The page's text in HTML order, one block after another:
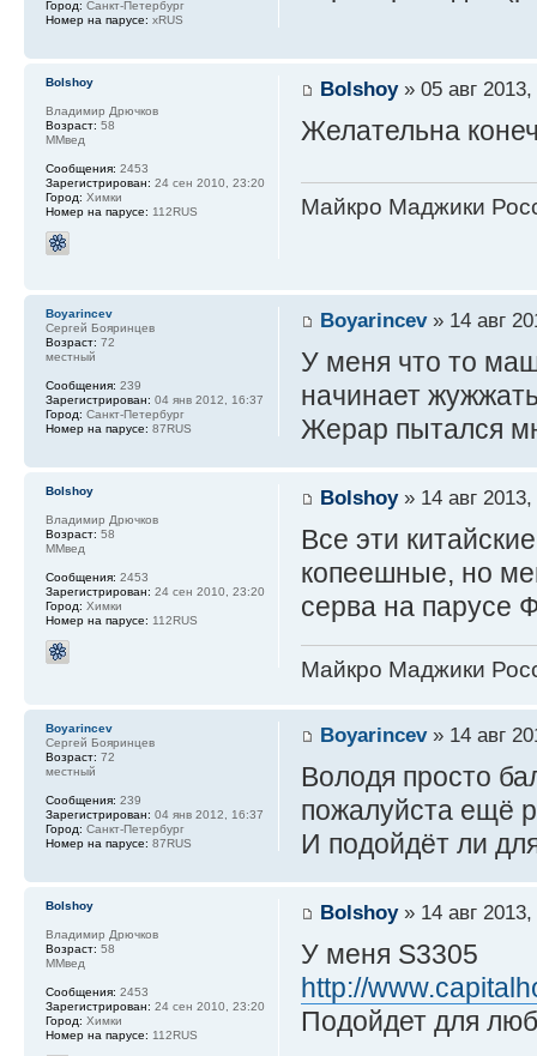
Город: Санкт-Петербург
Номер на парусе: xRUS
Bolshoy» 05 авг 2013,
Желательна
Майкро Маджики
Bolshoy
Владимир Дрючков
Возраст: 58
ММвед
Сообщения: 2453
Зарегистрирован: 24 сен 2010, 23:20
Город: Химки
Номер на парусе: 112RUS
Boyarincev» 14 авг
У меня что то
начинает
Жерар пытался
Boyarincev
Сергей Бояринцев
Возраст: 72
местный
Сообщения: 239
Зарегистрирован: 04 янв 2012, 16:37
Город: Санкт-Петербург
Номер на парусе: 87RUS
Bolshoy» 14 авг 2013,
Все эти
копеешные, но
серва на парусе
Майкро Маджики
Bolshoy
Владимир Дрючков
Возраст: 58
ММвед
Сообщения: 2453
Зарегистрирован: 24 сен 2010, 23:20
Город: Химки
Номер на парусе: 112RUS
Boyarincev» 14 авг
Володя просто
пожалуйста ещё
И подойдёт ли
Boyarincev
Сергей Бояринцев
Возраст: 72
местный
Сообщения: 239
Зарегистрирован: 04 янв 2012, 16:37
Город: Санкт-Петербург
Номер на парусе: 87RUS
Bolshoy» 14 авг 2013,
У меня S3305
http://
Подойдет для
Bolshoy
Владимир Дрючков
Возраст: 58
ММвед
Сообщения: 2453
Зарегистрирован: 24 сен 2010, 23:20
Город: Химки
Номер на парусе: 112RUS